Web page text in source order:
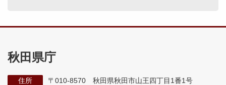
秋田県庁
住所
〒010-8570 秋田県秋田市山王四丁目1番1号